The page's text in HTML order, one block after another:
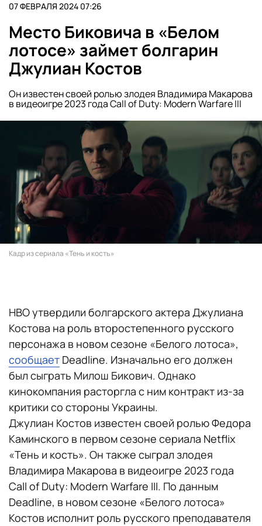
07 ФЕВРАЛЯ 2024 07:26
Место Биковича в «Белом
лотосе» займет болгарин
Джулиан Костов
Он известен своей ролью злодея Владимира Макарова
в видеоигре 2023 года Call of Duty: Modern Warfare III
Кадр из сериала «Тень и кость»
HBO утвердили болгарского актера Джулиана
Костова на роль второстепенного русского
персонажа в новом сезоне «Белого лотоса»,
сообщает Deadline. Изначально его должен
был сыграть Милош Бикович. Однако
кинокомпания расторгла с ним контракт из-за
критики со стороны Украины.
Джулиан Костов известен своей ролью Федора
Каминского в первом сезоне сериала Netflix
«Тень и кость». Он также сыграл злодея
Владимира Макарова в видеоигре 2023 года
Call of Duty: Modern Warfare III. По данным
Deadline, в новом сезоне «Белого лотоса»
Костов исполнит роль русского преподавателя